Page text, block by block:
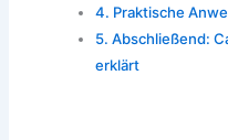
Praktische
Abschließend:
erklärt